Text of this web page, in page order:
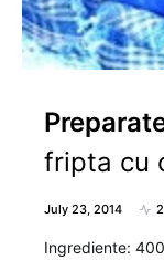
fripta cu
July 23, 2014
Ingrediente: